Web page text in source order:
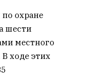
охране
шести
местного
ходе этих